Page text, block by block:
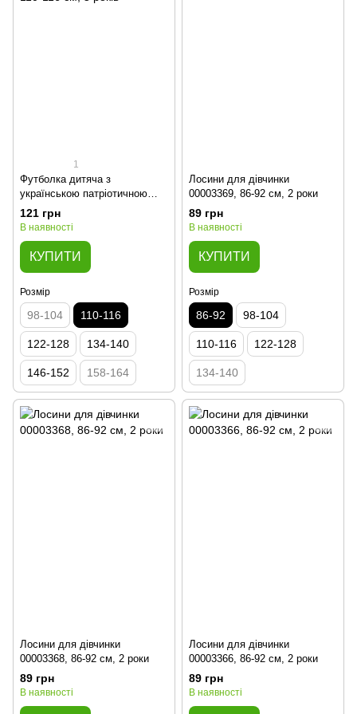
1
Футболка дитяча з
українською патріотичною
символікою біла 00003376,
110-116 см, 5 років
121 грн
В наявності
КУПИТИ
Розмір
98-104 110-116
122-128 134-140
146-152 158-164
Лосини для дівчинки
00003369, 86-92 см, 2 роки
89 грн
В наявності
КУПИТИ
Розмір
86-92 98-104
110-116 122-128
134-140
Лосини для дівчинки
00003368, 86-92 см, 2 роки
89 грн
В наявності
Лосини для дівчинки
00003366, 86-92 см, 2 роки
89 грн
В наявності